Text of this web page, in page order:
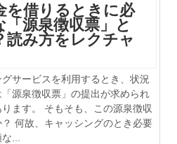
を借りるときに必
「源泉徴収票」と
読み方をレクチャ
サービスを利用するとき、状況
源泉徴収票」の提出が求められ
ります。 そもそも、この源泉徴収
何故、キャッシングのとき必要
...